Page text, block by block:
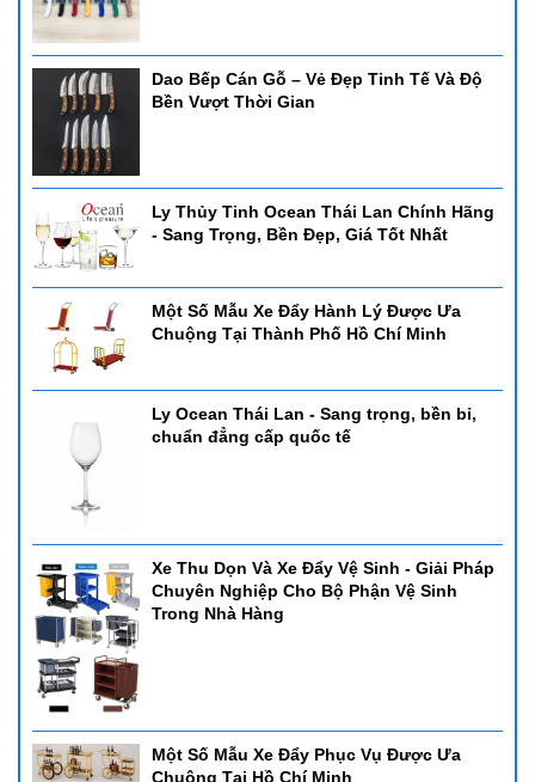
Dao Bếp Cán Gỗ – Vẻ Đẹp Tinh Tế Và Độ
Bền Vượt Thời Gian
Ly Thủy Tinh Ocean Thái Lan Chính Hãng
- Sang Trọng, Bền Đẹp, Giá Tốt Nhất
Một Số Mẫu Xe Đẩy Hành Lý Được Ưa
Chuộng Tại Thành Phố Hồ Chí Minh
Ly Ocean Thái Lan - Sang trọng, bền bỉ,
chuẩn đẳng cấp quốc tế
Xe Thu Dọn Và Xe Đẩy Vệ Sinh - Giải Pháp
Chuyên Nghiệp Cho Bộ Phận Vệ Sinh
Trong Nhà Hàng
Một Số Mẫu Xe Đẩy Phục Vụ Được Ưa
Chuộng Tại Hồ Chí Minh